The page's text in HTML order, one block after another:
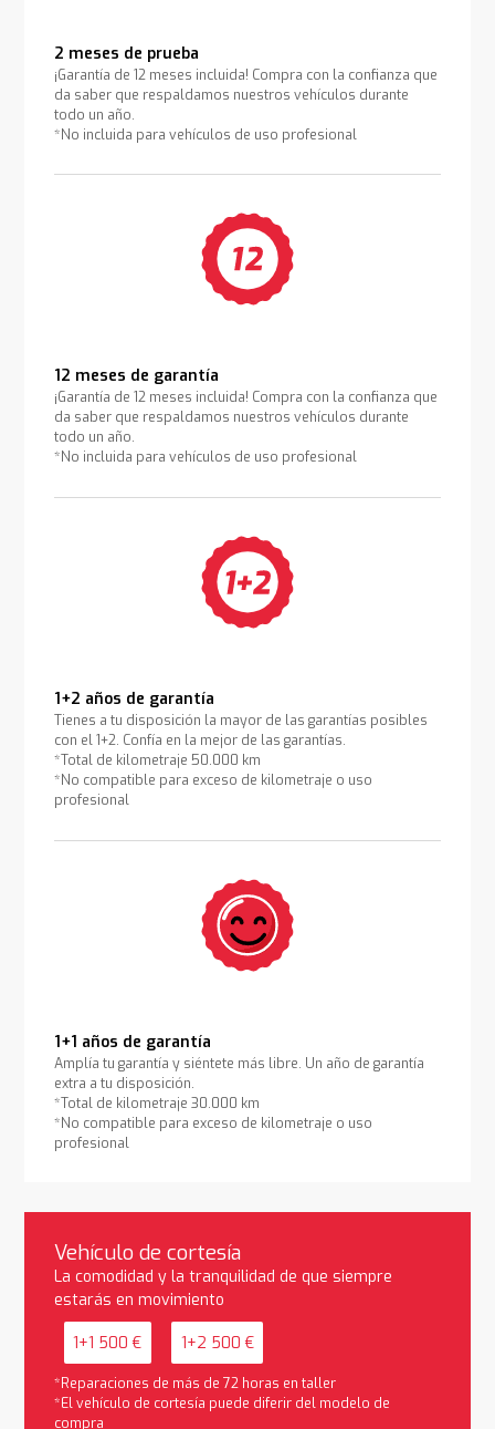
2 meses de prueba
¡Garantía de 12 meses incluida! Compra con la confianza que
da saber que respaldamos nuestros vehículos durante
todo un año.
*No incluida para vehículos de uso profesional
12 meses de garantía
¡Garantía de 12 meses incluida! Compra con la confianza que
da saber que respaldamos nuestros vehículos durante
todo un año.
*No incluida para vehículos de uso profesional
1+2 años de garantía
Tienes a tu disposición la mayor de las garantías posibles
con el 1+2. Confía en la mejor de las garantías.
*Total de kilometraje 50.000 km
*No compatible para exceso de kilometraje o uso
profesional
1+1 años de garantía
Amplía tu garantía y siéntete más libre. Un año de garantía
extra a tu disposición.
*Total de kilometraje 30.000 km
*No compatible para exceso de kilometraje o uso
profesional
Vehículo de cortesía
La comodidad y la tranquilidad de que siempre
estarás en movimiento
1+1 500 € 1+2 500 €
*Reparaciones de más de 72 horas en taller
*El vehículo de cortesía puede diferir del modelo de
compra